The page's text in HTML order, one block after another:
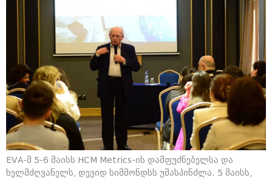
EVA-მ 5-6 მაისს HCM Metrics-ის დამფუძნებელსა და
ხელმძღვანელს, დევიდ სიმმონდსს უმასპინძლა. 5 მაისს,